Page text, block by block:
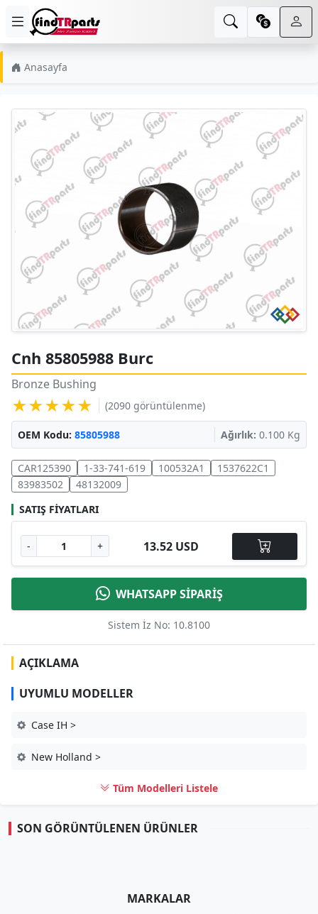
Anasayfa
Cnh 85805988 Burc
Bronze Bushing
★★★★★ (2090 görüntülenme)
OEM Kodu: 85805988 Ağırlık: 0.100 Kg
CAR125390 1-33-741-619 100532A1
1537622C1
83983502
48132009
SATIŞ FIYATLARI
- + 13.52 USD
WHATSAPP SİPARİŞ
Sistem İz No: 10.8100
AÇIKLAMA
UYUMLU MODELLER
Case IH >
New Holland >
Tüm Modelleri Listele
SON GÖRÜNTÜLENEN ÜRÜNLER
MARKALAR